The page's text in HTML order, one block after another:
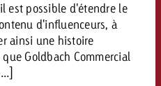
est possible d'étendre le
d'influenceurs, à
ainsi une histoire
Goldbach Commercial